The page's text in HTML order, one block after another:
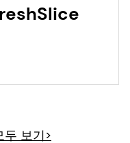
두 보기>